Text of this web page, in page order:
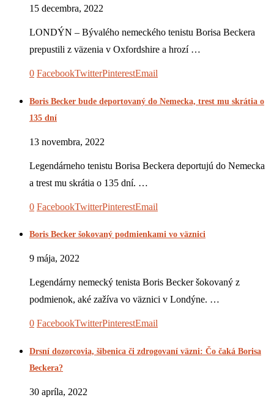
15 decembra, 2022
LONDÝN – Bývalého nemeckého tenistu Borisa Beckera
prepustili z väzenia v Oxfordshire a hrozí …
0 FacebookTwitterPinterestEmail
Boris Becker bude deportovaný do Nemecka, trest mu skrátia o
135 dní
13 novembra, 2022
Legendárneho tenistu Borisa Beckera deportujú do Nemecka
a trest mu skrátia o 135 dní. …
0 FacebookTwitterPinterestEmail
Boris Becker šokovaný podmienkami vo väznici
9 mája, 2022
Legendárny nemecký tenista Boris Becker šokovaný z
podmienok, aké zažíva vo väznici v Londýne. …
0 FacebookTwitterPinterestEmail
Drsní dozorcovia, šibenica či zdrogovaní väzni: Čo čaká Borisa
Beckera?
30 apríla, 2022